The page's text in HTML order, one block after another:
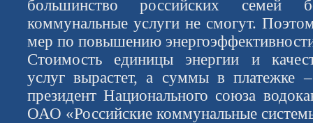
большинство российских семей
коммунальные услуги не смогут.
мер по повышению
Стоимость единицы энергии и
услуг вырастет, а суммы в платежке
президент Национального союза
ОАО «Российские коммунальные